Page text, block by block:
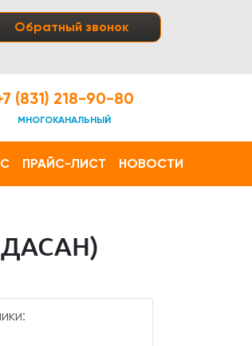
Обратный звонок
(831) 218-90-80
МНОГОКАНАЛЬНЫЙ
ПРАЙС-ЛИСТ НОВОСТИ